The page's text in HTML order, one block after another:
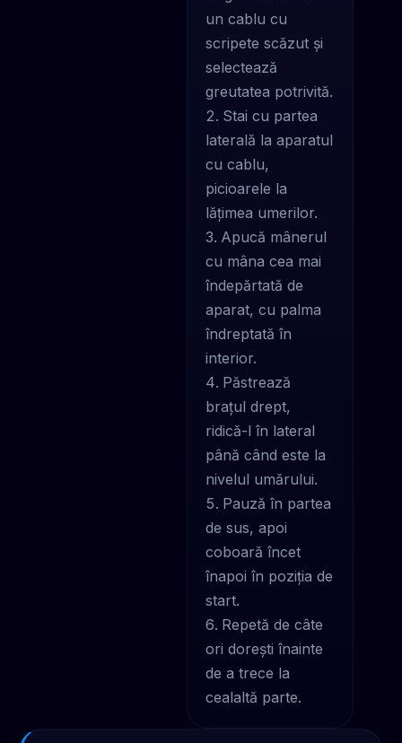
un cablu cu
scripete scăzut și
selectează
greutatea potrivită.
Stai cu partea
laterală la aparatul
cu cablu,
picioarele la
lățimea umerilor.
Apucă mânerul
cu mâna cea mai
îndepărtată de
aparat, cu palma
îndreptată în
interior.
Păstrează
brațul drept,
ridică-l în lateral
până când este la
nivelul umărului.
Pauză în partea
de sus, apoi
coboară încet
înapoi în poziția de
start.
Repetă de câte
ori dorești înainte
de a trece la
cealaltă parte.